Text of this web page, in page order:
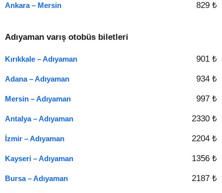
Ankara – Mersin 829 ₺
Adıyaman varış otobüs biletleri
Kırıkkale – Adıyaman 901 ₺
Adana – Adıyaman 934 ₺
Mersin – Adıyaman 997 ₺
Antalya – Adıyaman 2330 ₺
İzmir – Adıyaman 2204 ₺
Kayseri – Adıyaman 1356 ₺
Bursa – Adıyaman 2187 ₺